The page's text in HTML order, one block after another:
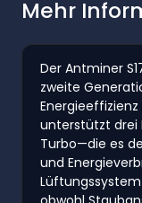
Mehr
Der Antminer
zweite
unterstützt drei
Turbo—die es
und